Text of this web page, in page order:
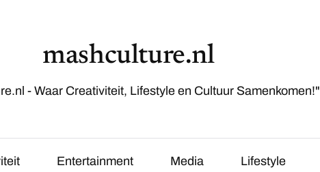
mashculture.nl
- Waar Creativiteit, Lifestyle en Cultuur Samenkomen!"
Entertainment Media Lifestyle